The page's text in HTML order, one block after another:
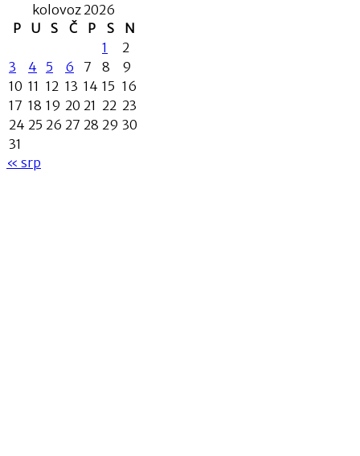
kolovoz 2026
P
U S Č P S
N
1
2
3
4 5 6 7 8
9
10 11 12 13 14 15 16
17 18 19 20 21 22 23
24 25 26 27 28 29 30
31
« srp